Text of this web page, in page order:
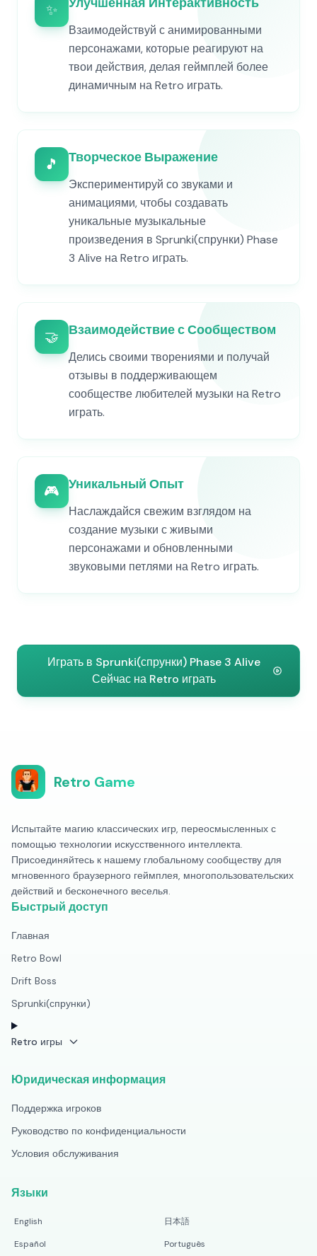
✨
Взаимодействуй с анимированными
персонажами, которые реагируют на
твои действия, делая геймплей более
динамичным на Retro играть.
🎵 Творческое Выражение
Экспериментируй со звуками и
анимациями, чтобы создавать
уникальные музыкальные
произведения в Sprunki(спрунки) Phase
3 Alive на Retro играть.
🤝 Взаимодействие с Сообществом
Делись своими творениями и получай
отзывы в поддерживающем
сообществе любителей музыки на Retro
играть.
🎮 Уникальный Опыт
Наслаждайся свежим взглядом на
создание музыки с живыми
персонажами и обновленными
звуковыми петлями на Retro играть.
Играть в Sprunki(спрунки) Phase 3 Alive
Сейчас на Retro играть
Retro Game
Испытайте магию классических игр, переосмысленных с
помощью технологии искусственного интеллекта.
Присоединяйтесь к нашему глобальному сообществу для
мгновенного браузерного геймплея, многопользовательских
действий и бесконечного веселья.
Быстрый доступ
Главная
Retro Bowl
Drift Boss
Sprunki(спрунки)
Retro игры
Юридическая информация
Поддержка игроков
Руководство по конфиденциальности
Условия обслуживания
Языки
English
日本語
Español
Português